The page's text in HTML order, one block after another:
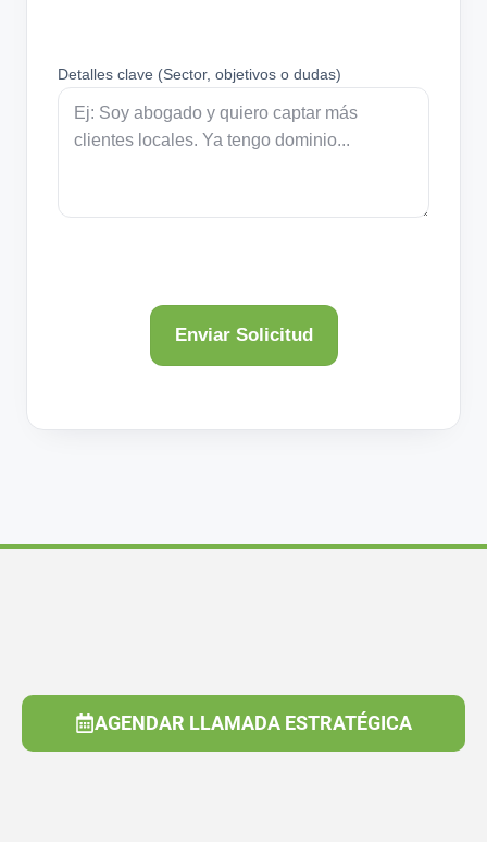
Detalles clave (Sector, objetivos o dudas)
AGENDAR LLAMADA ESTRATÉGICA